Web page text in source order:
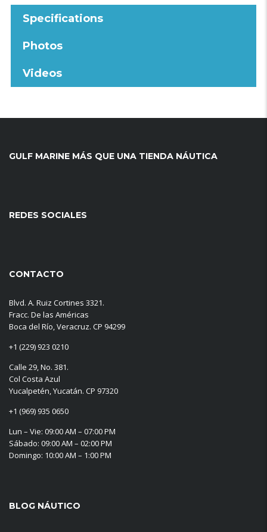
Specifications
Photos
Videos
GULF MARINE MÁS QUE UNA TIENDA NÁUTICA
REDES SOCIALES
CONTACTO
Blvd. A. Ruiz Cortines 3321.
Fracc. De las Américas
Boca del Río, Veracruz. CP 94299
+1 (229) 923 0210
Calle 29, No. 381.
Col Costa Azul
Yucalpetén, Yucatán. CP 97320
+1 (969) 935 0650
Lun – Vie: 09:00 AM – 07:00 PM
Sábado: 09:00 AM – 02:00 PM
Domingo: 10:00 AM – 1:00 PM
BLOG NÁUTICO